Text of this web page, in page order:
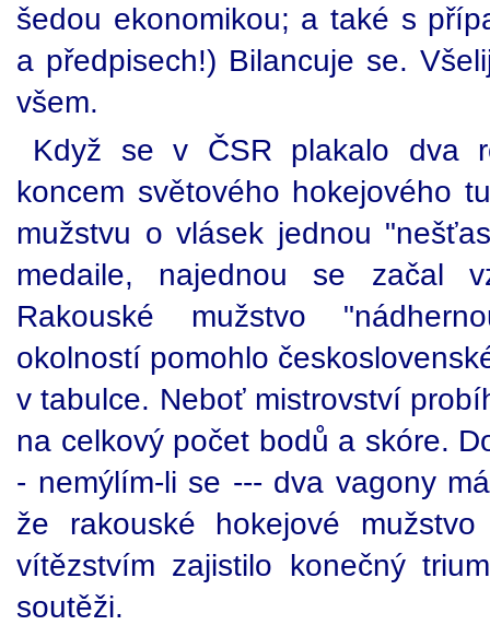
šedou ekonomikou; a také s
a předpisech!) Bilancuje se.
všem.
Když se v ČSR plakalo dva
koncem světového hokejového
mužstvu o vlásek jednou
medaile, najednou se začal
Rakouské mužstvo
okolností pomohlo
v tabulce. Neboť mistrovství
na celkový počet bodů a skóre.
- nemýlím-li se --- dva vagony
že rakouské hokejové
vítězstvím zajistilo konečný
soutěži.